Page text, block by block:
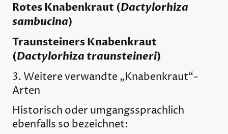
Rotes Knabenkraut (Dactylorhiza
sambucina)
Traunsteiners Knabenkraut
(Dactylorhiza traunsteineri)
3. Weitere verwandte „Knabenkraut“-
Arten
Historisch oder umgangssprachlich
ebenfalls so bezeichnet: